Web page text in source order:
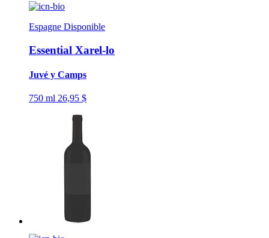
Espagne Disponible
Essential Xarel-lo
Juvé y Camps
750 ml 26,95 $